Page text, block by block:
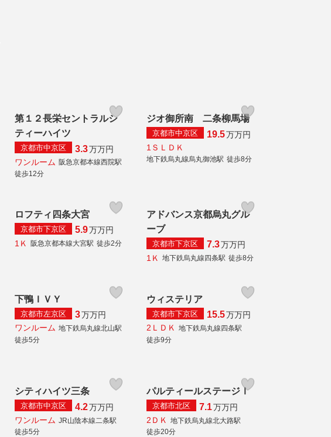
第１２長栄セントラルシ
ティーハイツ
京都市中京区 3.3万万円
ワンルーム 阪急京都本線西院駅
徒歩12分
ジオ御所南 二条柳馬場
京都市中京区 19.5万万円
1ＳＬＤＫ
地下鉄烏丸線烏丸御池駅 徒歩8分
ロフティ四条大宮
京都市下京区 5.9万万円
1Ｋ
阪急京都本線大宮駅 徒歩2分
アドバンス京都烏丸グル
ーブ
京都市下京区 7.3万万円
1Ｋ
地下鉄烏丸線四条駅 徒歩8分
下鴨ＩＶＹ
京都市左京区 3万万円
ワンルーム 地下鉄烏丸線北山駅
徒歩5分
ウィステリア
京都市下京区 15.5万万円
2ＬＤＫ 地下鉄烏丸線四条駅
徒歩9分
シティハイツ三条
京都市中京区 4.2万万円
ワンルーム JR山陰本線二条駅
徒歩5分
パルティールステージⅠ
京都市北区 7.1万万円
2ＤＫ
地下鉄烏丸線北大路駅
徒歩20分